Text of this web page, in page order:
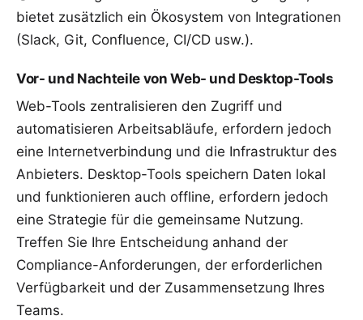
bietet zusätzlich ein Ökosystem von Integrationen
(Slack, Git, Confluence, CI/CD usw.).
Vor- und Nachteile von Web- und Desktop-Tools
Web-Tools zentralisieren den Zugriff und
automatisieren Arbeitsabläufe, erfordern jedoch
eine Internetverbindung und die Infrastruktur des
Anbieters. Desktop-Tools speichern Daten lokal
und funktionieren auch offline, erfordern jedoch
eine Strategie für die gemeinsame Nutzung.
Treffen Sie Ihre Entscheidung anhand der
Compliance-Anforderungen, der erforderlichen
Verfügbarkeit und der Zusammensetzung Ihres
Teams.